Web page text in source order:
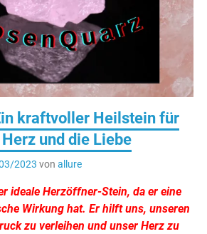
kraftvoller Heilstein für
und die Liebe
2023 von allure
ideale Herzöffner-Stein, da er eine
Wirkung hat. Er hilft uns, unseren
zu verleihen und unser Herz zu